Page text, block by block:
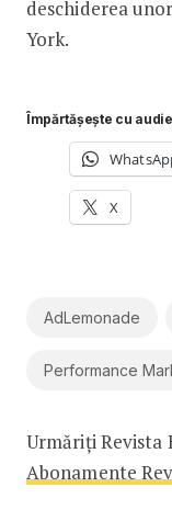
deschiderea
York.
Împărtășește cu
X
AdLemonade
Performance
Urmăriți Revista
Abonamente